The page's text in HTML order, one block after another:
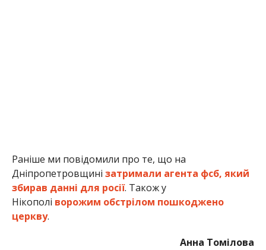
Раніше ми повідомили про те, що на
Дніпропетровщині затримали агента фсб, який
збирав данні для росії. Також у
Нікополі ворожим обстрілом пошкоджено
церкву.
Анна Томілова